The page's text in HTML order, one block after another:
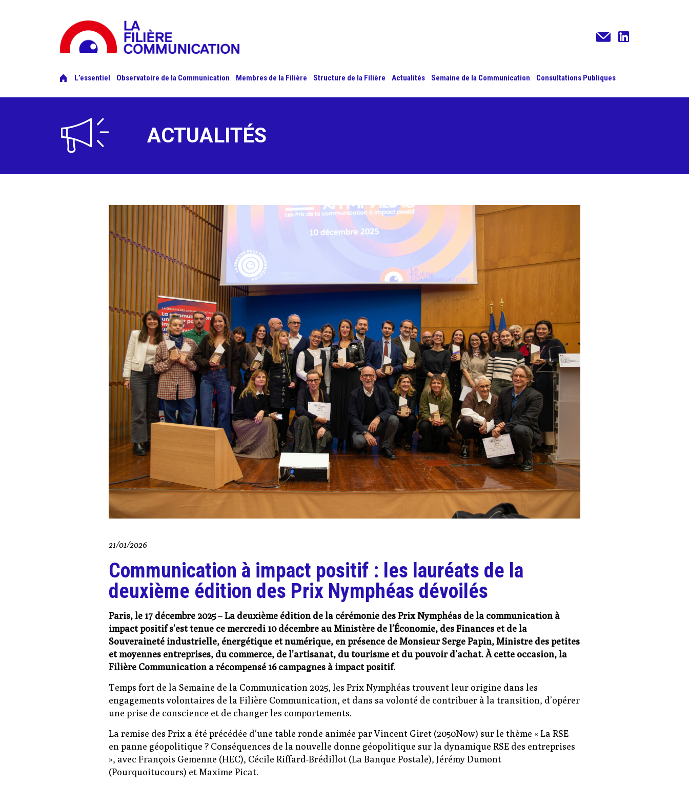
L’essentiel Observatoire de la Communication Membres de la Filière Structure de la Filière Actualités Semaine de la Communication Consultations Publiques
ACTUALITÉS
21/01/2026
Communication à impact positif : les lauréats de la
deuxième édition des Prix Nymphéas dévoilés
Paris, le 17 décembre 2025–La deuxième édition de la cérémonie des Prix Nymphéas de la communication à
impact positif s’est tenue ce mercredi 10 décembre au Ministère de l’Économie, des Finances et de la
Souveraineté industrielle, énergétique et numérique, en présence de Monsieur Serge Papin, Ministre des petites
et moyennes entreprises, du commerce, de l’artisanat, du tourisme et du pouvoir d’achat. À cette occasion, la
Filière Communication a récompensé 16 campagnes à impact positif.
Temps fort de la Semaine de la Communication 2025, les Prix Nymphéas trouvent leur origine dans les
engagements volontaires de la Filière Communication, et dans sa volonté de contribuer à la transition, d’opérer
une prise de conscience et de changer les comportements.
La remise des Prix a été précédée d’une table ronde animée par Vincent Giret (2050Now) sur le thème « La RSE
en panne géopolitique ? Conséquences de la nouvelle donne géopolitique sur la dynamique RSE des entreprises
», avec François Gemenne (HEC), Cécile Riffard-Brédillot (La Banque Postale), Jérémy Dumont
(Pourquoitucours) et Maxime Picat.